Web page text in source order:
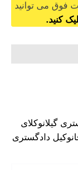
فوق می توانید
کنید.
گیلانوکلای
وکیل دادگستری